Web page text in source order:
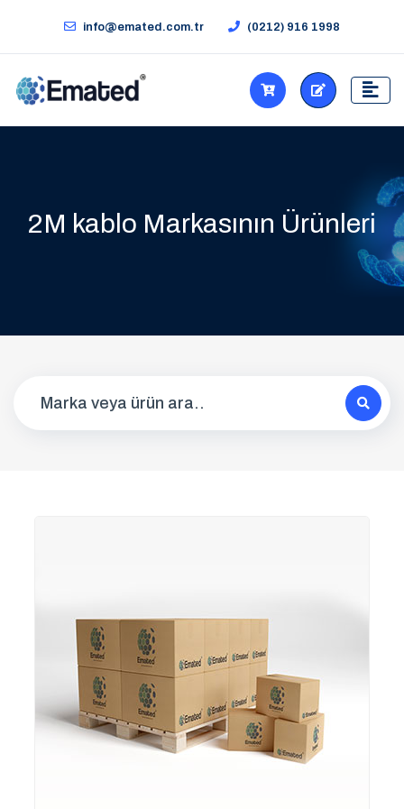
info@emated.com.tr (0212) 916 1998
2M kablo Markasının Ürünleri